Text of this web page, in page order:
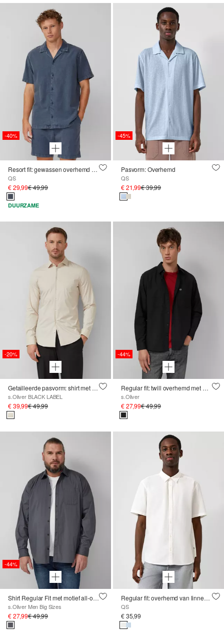
-40%
Resort fit: gewassen overhemd van gestructureerde stof
QS
€ 29,99€ 49,99
DUURZAME
-45%
Pasvorm: Overhemd
QS
€ 21,99€ 39,99
-20%
Getailleerde pasvorm: shirt met lange mouwen in comfortstretch
s.Oliver BLACK LABEL
€ 39,99€ 49,99
-44%
Regular fit: twill overhemd met Kent kraag en borstzakken
s.Oliver
€ 27,99€ 49,99
-44%
Shirt Regular Fit met motief all-over en Kent-kraag
s.Oliver Men Big Sizes
€ 27,99€ 49,99
Regular fit: overhemd van linnenmix
QS
€ 35,99